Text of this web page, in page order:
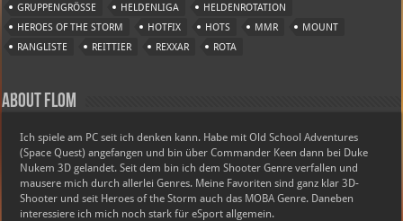
GRUPPENGRÖSSE
HELDENLIGA
HELDENROTATION
HEROES OF THE STORM
HOTFIX HOTS MMR
MOUNT
RANGLISTE
REITTIER REXXAR ROTA
About Flom
Ich spiele am PC seit ich denken kann. Habe mit Old School Adventures
(Space Quest) angefangen und bin über Commander Keen dann bei Duke
Nukem 3D gelandet. Seit dem bin ich dem Shooter Genre verfallen und
mausere mich durch allerlei Genres. Meine Favoriten sind ganz klar 3D-
Shooter und seit Heroes of the Storm auch das MOBA Genre. Daneben
interessiere ich mich noch stark für eSport allgemein.